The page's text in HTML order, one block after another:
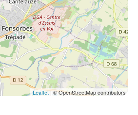
Leaflet| © OpenStreetMap contributors